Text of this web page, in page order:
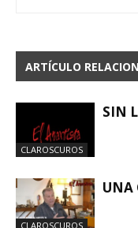
ARTÍCULO
CLAROSCUROS
SIN
CLAROSCUROS
UNA